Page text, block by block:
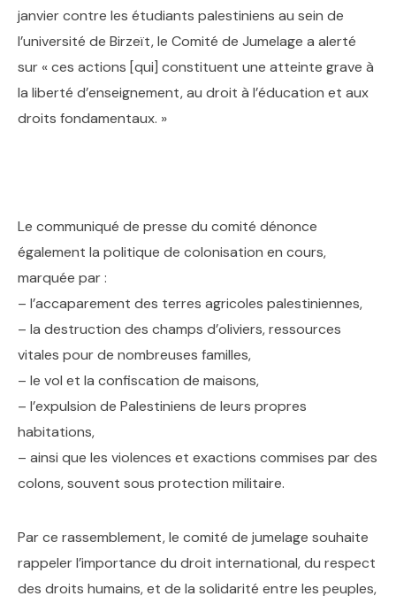
janvier contre les étudiants palestiniens au sein de
l’université de Birzeït, le Comité de Jumelage a alerté
sur « ces actions [qui] constituent une atteinte grave à
la liberté d’enseignement, au droit à l’éducation et aux
droits fondamentaux. »
Le communiqué de presse du comité dénonce
également la politique de colonisation en cours,
marquée par :
– l’accaparement des terres agricoles palestiniennes,
– la destruction des champs d’oliviers, ressources
vitales pour de nombreuses familles,
– le vol et la confiscation de maisons,
– l’expulsion de Palestiniens de leurs propres
habitations,
– ainsi que les violences et exactions commises par des
colons, souvent sous protection militaire.
Par ce rassemblement, le comité de jumelage souhaite
rappeler l’importance du droit international, du respect
des droits humains, et de la solidarité entre les peuples,